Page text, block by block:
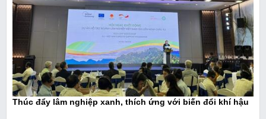
Thúc đẩy lâm nghiệp xanh, thích ứng với biến đổi khí hậu